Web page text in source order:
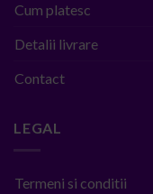
Cum platesc
Detalii livrare
Contact
LEGAL
Termeni si conditii